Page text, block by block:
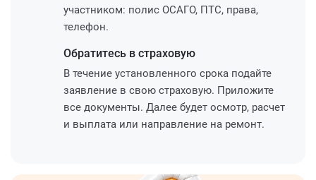
участником: полис ОСАГО, ПТС, права,
телефон.
Обратитесь в страховую
В течение установленного срока подайте
заявление в свою страховую. Приложите
все документы. Далее будет осмотр, расчет
и выплата или направление на ремонт.